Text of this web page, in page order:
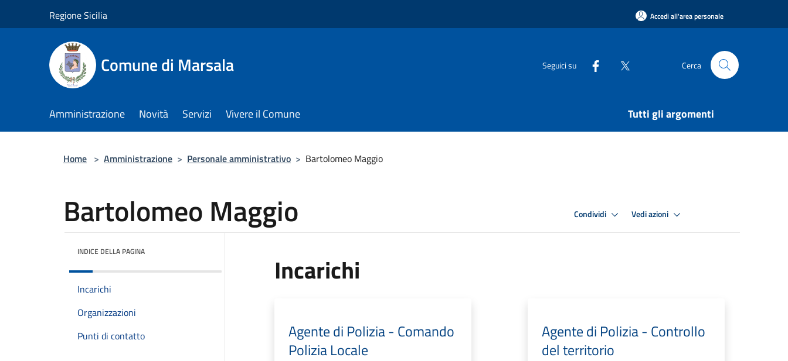
Regione Sicilia Accedi all'area personale
Comune di Marsala Seguici su Cerca
Amministrazione Novità Servizi Vivere il Comune Tutti gli argomenti
Home > Amministrazione > Personale amministrativo > Bartolomeo Maggio
Bartolomeo Maggio Condividi Vedi azioni
INDICE DELLA PAGINA
Incarichi
Organizzazioni
Punti di contatto
Incarichi
Agente di Polizia - Comando
Polizia Locale
Agente di Polizia - Controllo
del territorio